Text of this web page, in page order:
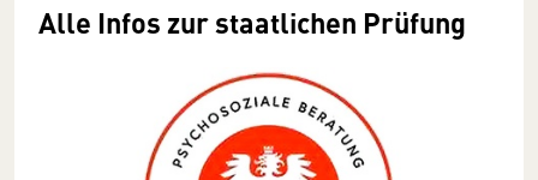
Alle Infos zur staatlichen Prüfung